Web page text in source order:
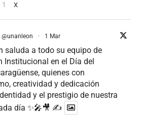
1 X
@unanleon · 1 Mar
saluda a todo su equipo de
Institucional en el Día del
quienes con
creatividad y dedicación
y el prestigio de nuestra
día ✨🎤🎥 ✍